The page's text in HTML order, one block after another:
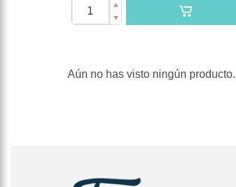
▲
▼
Aún no has visto ningún producto.